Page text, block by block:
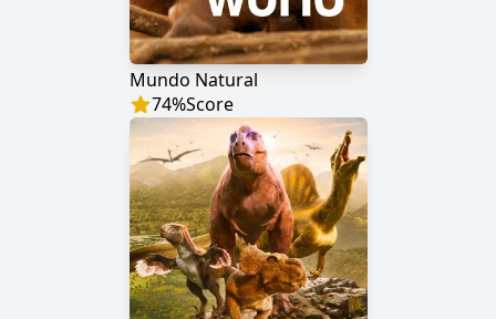
Mundo Natural
74%Score